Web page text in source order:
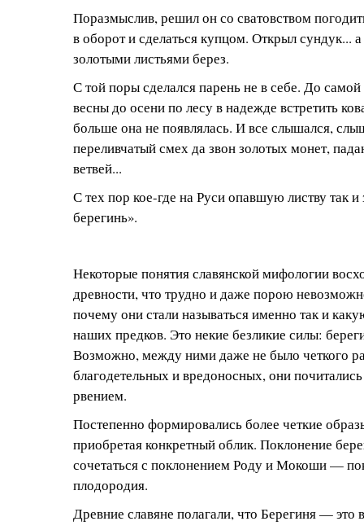
Поразмыслив, решил он со сватовством
в оборот и сделаться купцом. Открыл сундук...
золотыми листьями берез.
С той поры сделался парень не в себе. До
весны до осени по лесу в надежде встретить
больше она не появлялась. И все слышался,
переливчатый смех да звон золотых монет,
ветвей...
С тех пор кое-где на Руси опавшую листву так
берегинь».
Некоторые понятия славянской мифологии
древности, что трудно и даже порою
почему они стали называться именно так и
наших предков. Это некие безликие силы:
Возможно, между ними даже не было четкого
благодетельных и вредоносных, они
рвением.
Постепенно формировались более четкие
приобретая конкретный облик. Поклонение
сочетаться с поклонением Роду и Мокоши —
плодородия.
Древние славяне полагали, что Берегиня — это